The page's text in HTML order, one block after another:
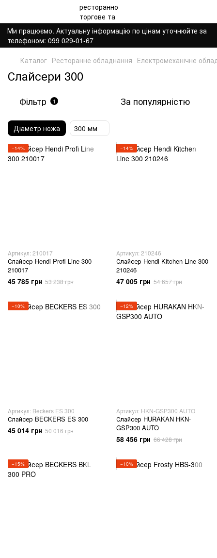
Ми працюємо. Актуальну інформацію по цінам уточнюйте за
телефоном: 099 029-01-67
Каталог Ресторанне обладнання Електромеханічне
Слайсери 300
Фільтр 1 За популярністю
Діаметр ножа 300 мм
−14%
Артикул: 210017
Слайсер Hendi Profi Line 300
210017
45 785 грн 53 238 грн
−14%
Артикул: 210246
Слайсер Hendi Kitchen Line 300
210246
47 005 грн 54 657 грн
−10%
Артикул: Beckers ES 300
Слайсер BECKERS ES 300
45 014 грн 50 016 грн
−12%
Артикул: HKN-GSP300 AUTO
Слайсер HURAKAN HKN-
GSP300 AUTO
58 456 грн 66 428 грн
−15% −10%